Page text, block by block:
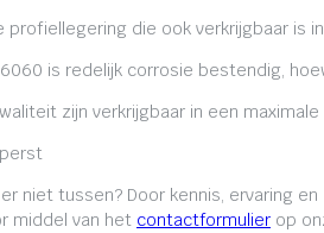
profiellegering die ook verkrijgbaar is
is redelijk corrosie bestendig,
zijn verkrijgbaar in een
niet tussen? Door kennis, ervaring
middel van het contactformulier op